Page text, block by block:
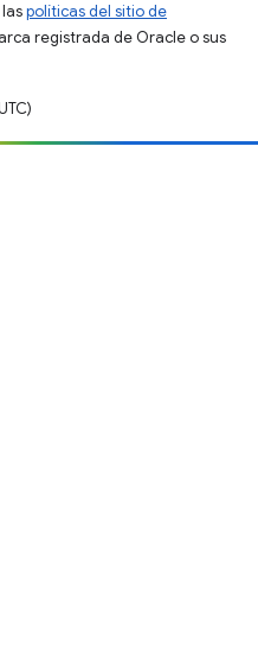
políticas del sitio de
registrada de Oracle o sus